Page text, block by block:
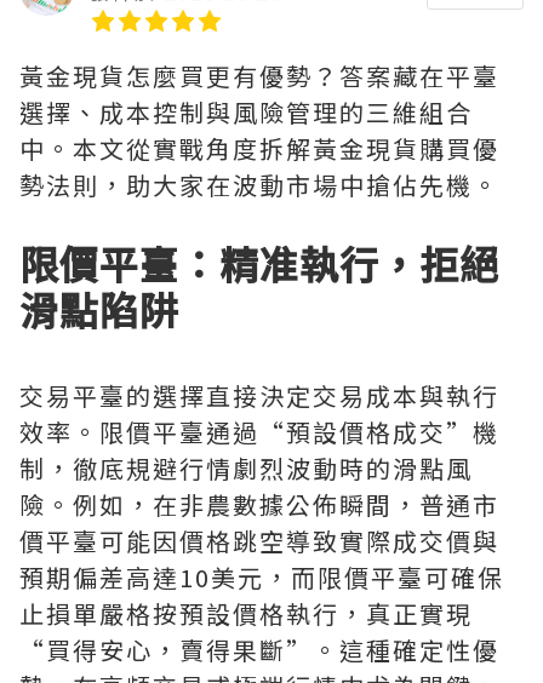
黃金現貨怎麼買更有優勢？答案藏在平臺
選擇、成本控制與風險管理的三維組合
中。本文從實戰角度拆解黃金現貨購買優
勢法則，助大家在波動市場中搶佔先機。
限價平臺：精准執行，拒絕
滑點陷阱
交易平臺的選擇直接決定交易成本與執行
效率。限價平臺通過“預設價格成交”機
制，徹底規避行情劇烈波動時的滑點風
險。例如，在非農數據公佈瞬間，普通市
價平臺可能因價格跳空導致實際成交價與
預期偏差高達10美元，而限價平臺可確保
止損單嚴格按預設價格執行，真正實現
“買得安心，賣得果斷”。這種確定性優